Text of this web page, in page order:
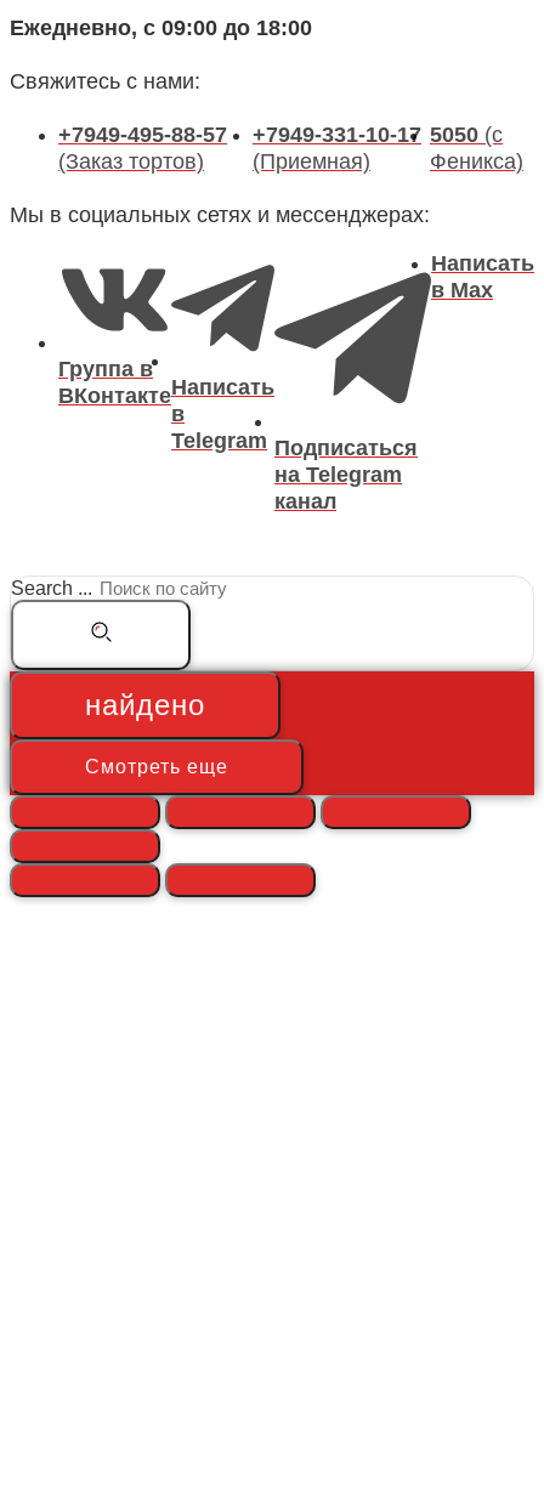
Ежедневно, с 09:00 до 18:00
Свяжитесь с нами:
+7949-495-88-57
(Заказ тортов)
+7949-331-10-17
(Приемная)
5050 (с
Феникса)
Мы в социальных сетях и мессенджерах:
Группа в
ВКонтактеНаписать
в
Telegram Подписаться
на Telegram
канал
Написать
в Max
Search ...
найдено
Смотреть еще